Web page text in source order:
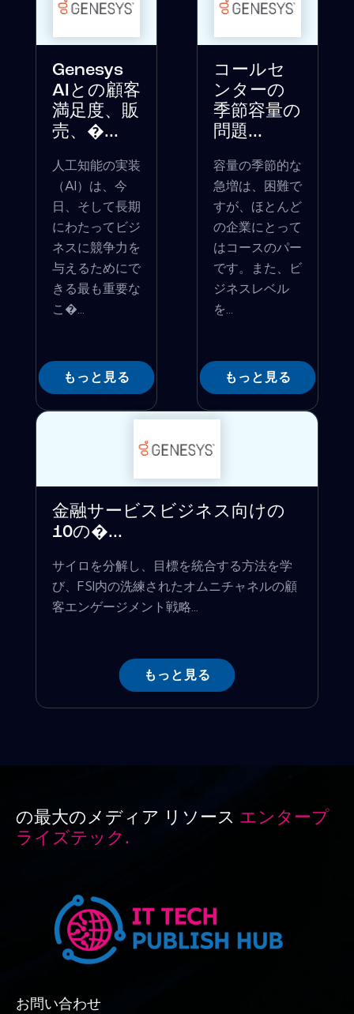
Genesys
AIとの顧客
満足度、販
売、�...
人工知能の実装
（AI）は、今
日、そして長期
にわたってビジ
ネスに競争力を
与えるためにで
きる最も重要な
こ�...
もっと見る
コールセ
ンターの
季節容量の
問題...
容量の季節的な
急増は、困難で
すが、ほとんど
の企業にとって
はコースのパー
です。また、ビ
ジネスレベル
を...
もっと見る
金融サービスビジネス向けの
10の�...
サイロを分解し、目標を統合する方法を学
び、FSI内の洗練されたオムニチャネルの顧
客エンゲージメント戦略...
もっと見る
の最大のメディア リソース エンタープ
ライズテック.
お問い合わせ